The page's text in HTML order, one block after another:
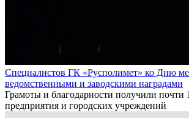
Специалистов ГК «Русполимет» ко Дню
ведомственными и заводскими наградами
Грамоты и благодарности получили почти
предприятия и городских учреждений